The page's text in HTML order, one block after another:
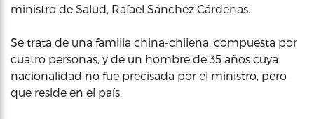
ministro de Salud, Rafael Sánchez Cárdenas.
Se trata de una familia china-chilena, compuesta por
cuatro personas, y de un hombre de 35 años cuya
nacionalidad no fue precisada por el ministro, pero
que reside en el país.